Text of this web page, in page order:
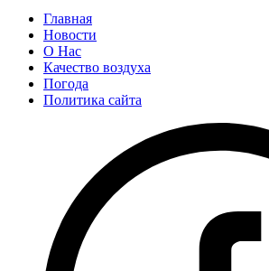
Главная
Новости
О Нас
Качество воздуха
Погода
Политика сайта